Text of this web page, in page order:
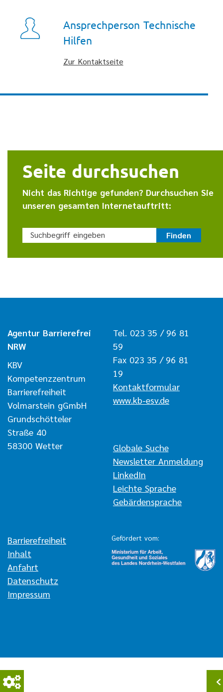
Privatsphäre-
Einstellungen
Ansprechperson Technische
Hilfen
Zur Kontaktseite
Seite durchsuchen
Nicht das Richtige gefunden? Durchsuchen Sie
unseren gesamten Internetauftritt:
Suchbegriff eingeben Finden
Agentur Barrierefrei
NRW
KBV
Kompetenzzentrum
Barrierefreiheit
Volmarstein gGmbH
Grundschötteler
Straße 40
58300 Wetter
Tel. 023 35 / 96 81
59
Fax 023 35 / 96 81
19
Kontaktformular
www.kb-esv.de
Navigation überspringen
Globale Suche
Newsletter Anmeldung
LinkedIn
Leichte Sprache
Gebärdensprache
Navigation überspringen
Barrierefreiheit
Inhalt
Anfahrt
Datenschutz
Impressum
Gefördert vom: